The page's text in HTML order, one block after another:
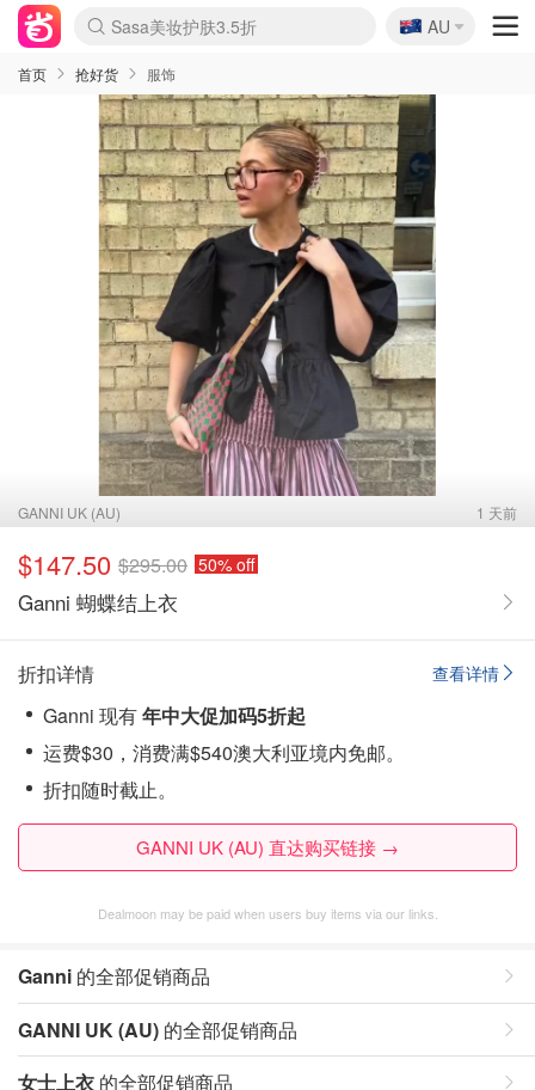
lululemon本周上新
Sasa美妆护肤3.5折
SSENSE年中3折
FreshBeauty好价汇总
Cettire降价+叠9折
Farfetch折上8折
WWS Coles超市实拍
viagogo二手票捡漏
Myer清仓1折起
The Outnet奢牌1折起
David Jones 3折起
Flannels大牌1折
Perfumes Club护肤1折
AMIRO返校季6.2折
Oweek抽奖送Airpods
Amazon折扣汇总
eToro入金$200送$50
Amazon数码好物
ICONIC本周7.5折
ThedoubleF高奢地板价
Moose Knuckles 6折
丝芙兰5折起
EUFY官网3.7折起
Selenichast首饰2折
Trip机票酒店促销
YSL送5件彩妆礼
Amazon家居好物
BIGBANG巡演开票
David Jones时尚3折
Amazon美妆护肤
雅漾大喷$8
过敏原检测盒$33
伊索独家赠50ml沐浴露
科颜氏送高保湿面霜
SEALIFE海洋馆门票6折
丝塔芙大白罐$16
订阅Newsletter送香薰
Cult Beauty 6.8折
Harrods圣诞日历2.3折
LN-CC奢牌私促3折
d'Alba空姐喷雾$16
EVE LOM套装逆天2折
Bernardelli独家4折
Adore Beauty 6折起
CT圣诞日历
Mytheresa奢品2.7折
🇦🇺
AU
首页 抢好货 服饰
GANNI UK (AU) 1 天前
$147.50 $295.00 50% off
Ganni 蝴蝶结上衣
查看详情
折扣详情
Ganni 现有年中大促加码5折起
运费$30，消费满$540澳大利亚境内免邮。
折扣随时截止。
GANNI UK (AU) 直达购买链接 →
Dealmoon may be paid when users buy items via our links.
Ganni 的全部促销商品
GANNI UK (AU) 的全部促销商品
女士上衣 的全部促销商品